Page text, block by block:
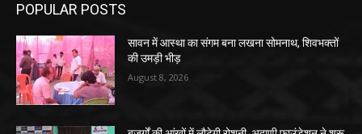
POPULAR POSTS
सावन में आस्था का संगम बना लखना सोमनाथ, शिवभक्तों
की उमड़ी भीड़
August 8, 2026